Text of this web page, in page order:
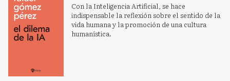
Con la Inteligencia Artificial, se hace
indispensable la reflexión sobre el sentido de la
vida humana y la promoción de una cultura
humanística.